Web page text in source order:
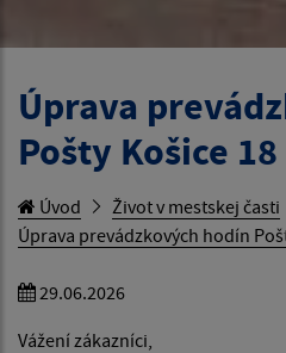
Úprava
Pošty Košice 18
Úvod Život v mestskej časti
Úprava prevádzkových hodín
29.06.2026
Vážení zákazníci,